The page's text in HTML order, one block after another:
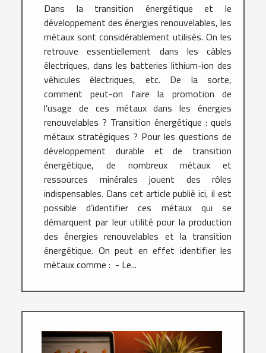
Dans la transition énergétique et le
développement des énergies renouvelables, les
métaux sont considérablement utilisés. On les
retrouve essentiellement dans les câbles
électriques, dans les batteries lithium-ion des
véhicules électriques, etc. De la sorte,
comment peut-on faire la promotion de
l’usage de ces métaux dans les énergies
renouvelables ? Transition énergétique : quels
métaux stratégiques ? Pour les questions de
développement durable et de transition
énergétique, de nombreux métaux et
ressources minérales jouent des rôles
indispensables. Dans cet article publié ici, il est
possible d’identifier ces métaux qui se
démarquent par leur utilité pour la production
des énergies renouvelables et la transition
énergétique. On peut en effet identifier les
métaux comme : - Le...